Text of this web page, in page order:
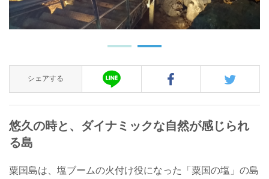
シェアする
悠久の時と、ダイナミックな自然が感じられ
る島
粟国島は、塩ブームの火付け役になった「粟国の塩」の島